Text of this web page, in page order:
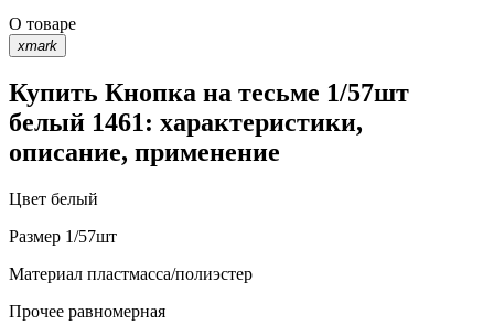
О товаре
xmark
Купить Кнопка на тесьме 1/57шт
белый 1461: характеристики,
описание, применение
Цвет белый
Размер 1/57шт
Материал пластмасса/полиэстер
Прочее равномерная